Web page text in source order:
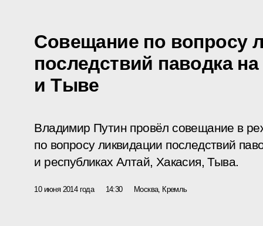
Совещание по вопросу
последствий паводка
и Тыве
Владимир Путин провёл совещание в
по вопросу ликвидации последствий
и республиках Алтай, Хакасия, Тыва.
10 июня 2014 года 14:30 Москва, Кремль